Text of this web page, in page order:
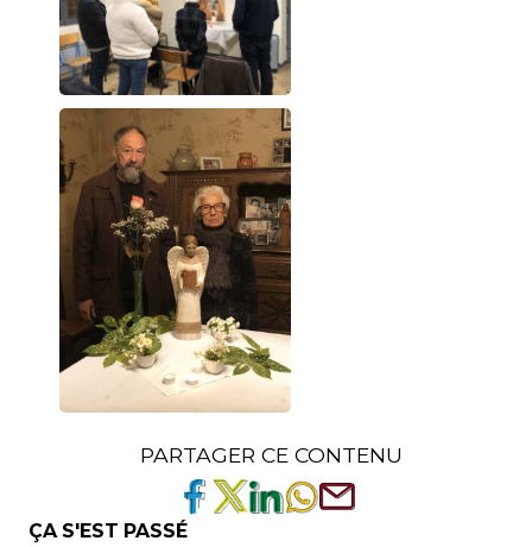
PARTAGER CE CONTENU
ÇA S'EST PASSÉ